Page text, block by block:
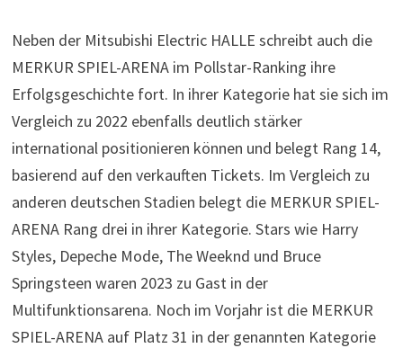
Neben der Mitsubishi Electric HALLE schreibt auch die
MERKUR SPIEL-ARENA im Pollstar-Ranking ihre
Erfolgsgeschichte fort. In ihrer Kategorie hat sie sich im
Vergleich zu 2022 ebenfalls deutlich stärker
international positionieren können und belegt Rang 14,
basierend auf den verkauften Tickets. Im Vergleich zu
anderen deutschen Stadien belegt die MERKUR SPIEL-
ARENA Rang drei in ihrer Kategorie. Stars wie Harry
Styles, Depeche Mode, The Weeknd und Bruce
Springsteen waren 2023 zu Gast in der
Multifunktionsarena. Noch im Vorjahr ist die MERKUR
SPIEL-ARENA auf Platz 31 in der genannten Kategorie